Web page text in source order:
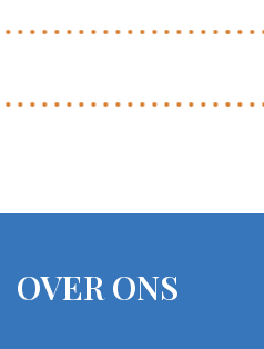
OVER ONS